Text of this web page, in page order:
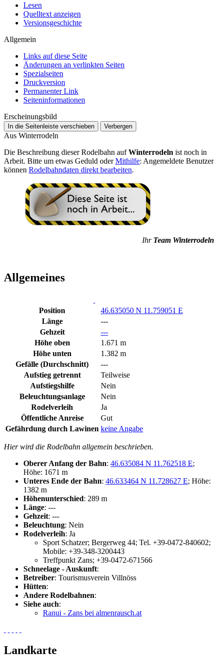
Lesen
Quelltext anzeigen
Versionsgeschichte
Allgemein
Links auf diese Seite
Änderungen an verlinkten Seiten
Spezialseiten
Druckversion
Permanenter Link
Seiten­­informationen
Erscheinungsbild
In die Seitenleiste verschieben Verbergen
Aus Winterrodeln
Die Beschreibung dieser Rodelbahn aufWinterrodeln ist noch in
Arbeit. Bitte um etwas Geduld oderMithilfe: Angemeldete Benutzer
können Rodelbahndaten direkt bearbeiten.
Ihr Team Winterrodeln
Allgemeines
Position
46.635050 N 11.759051 E
Länge
---
Gehzeit
---
Höhe oben
1.671 m
Höhe unten
1.382 m
Gefälle (Durchschnitt)
---
Aufstieg getrennt
Teilweise
Aufstiegshilfe
Nein
Beleuchtungsanlage
Nein
Rodelverleih
Ja
Öffentliche Anreise
Gut
Gefährdung durch Lawinen keine Angabe
Hier wird die Rodelbahn allgemein beschrieben.
Oberer Anfang der Bahn: 46.635084 N 11.762518 E;
Höhe: 1671 m
Unteres Ende der Bahn: 46.633464 N 11.728627 E; Höhe:
1382 m
Höhenunterschied: 289 m
Länge: ---
Gehzeit: ---
Beleuchtung: Nein
Rodelverleih: Ja
Sport Schatzer; Bergerweg 44; Tel. +39-0472-840602;
Mobile: +39-348-3200443
Treffpunkt Zans; +39-0472-671566
Schneelage - Auskunft:
Betreiber: Tourismusverein Villnöss
Hütten:
Andere Rodelbahnen:
Siehe auch:
Ranui - Zans bei almenrausch.at
Landkarte